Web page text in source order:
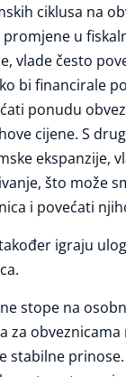
ciklusa na
u
vlade često
bi financirale
ponudu
cijene. S
ekspanzije,
što može
i povećati
igraju
stope na
za
stabilne